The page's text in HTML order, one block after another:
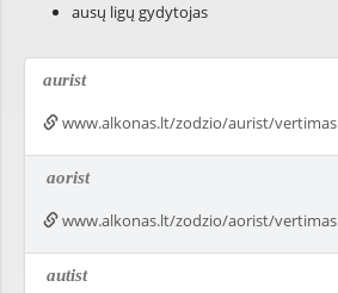
ausų ligų gydytojas
aurist
www.alkonas.lt/zodzio/aurist/vertimas
aorist
www.alkonas.lt/zodzio/aorist/vertimas
autist